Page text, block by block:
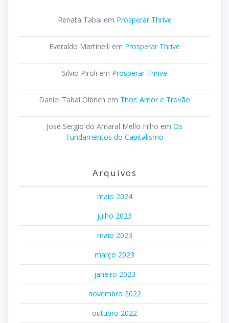
Renata Tabai em Prosperar Thrive
Everaldo Martinelli em Prosperar Thrive
Silvio Piroli em Prosperar Thrive
Daniel Tabai Olbrich em Thor: Amor e Trovão
José Sergio do Amaral Mello Filho em Os
Fundamentos do Capitalismo
Arquivos
maio 2024
julho 2023
maio 2023
março 2023
janeiro 2023
novembro 2022
outubro 2022